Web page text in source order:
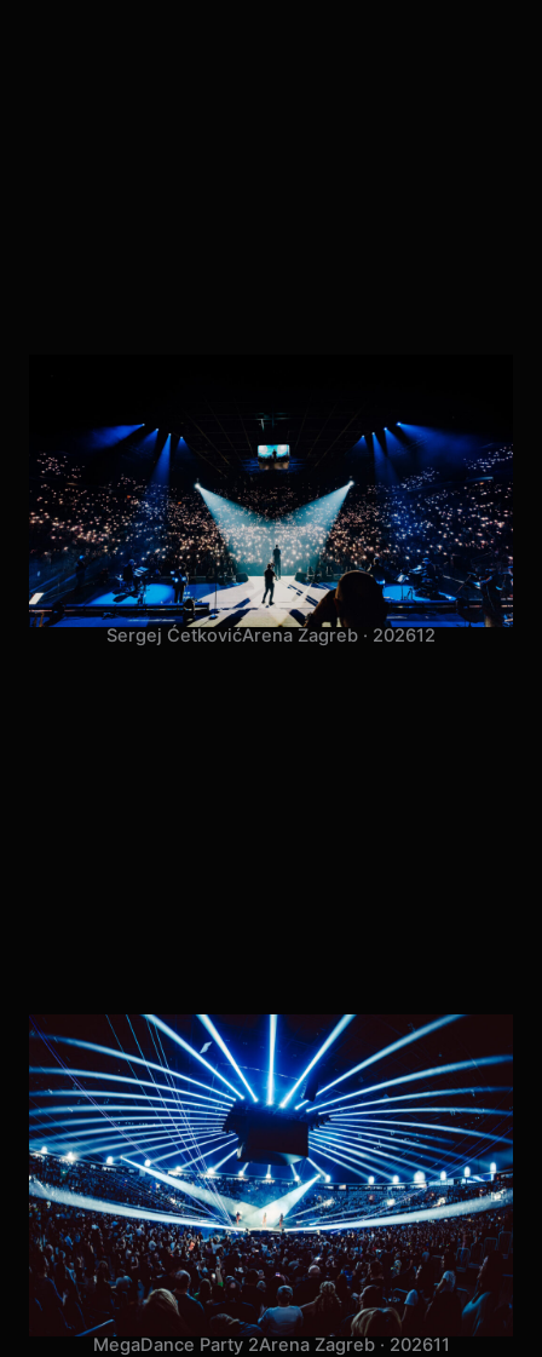
Sergej ĆetkovićArena Zagreb · 202612
MegaDance Party 2Arena Zagreb · 202611